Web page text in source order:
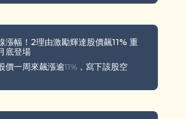
漲幅！2理由激勵輝達股價飆11% 重
底登場
價一周來飆漲逾11%，寫下該股空